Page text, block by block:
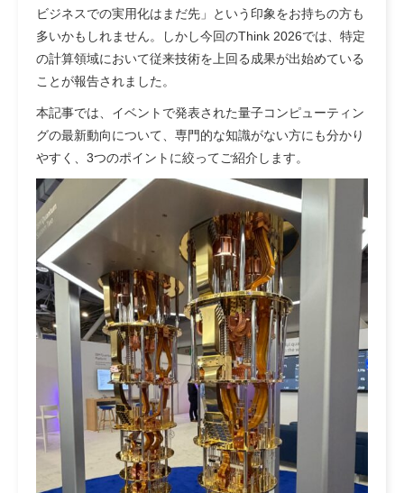
ビジネスでの実用化はまだ先」という印象をお持ちの方も
多いかもしれません。しかし今回のThink 2026では、特定
の計算領域において従来技術を上回る成果が出始めている
ことが報告されました。
本記事では、イベントで発表された量子コンピューティン
グの最新動向について、専門的な知識がない方にも分かり
やすく、3つのポイントに絞ってご紹介します。